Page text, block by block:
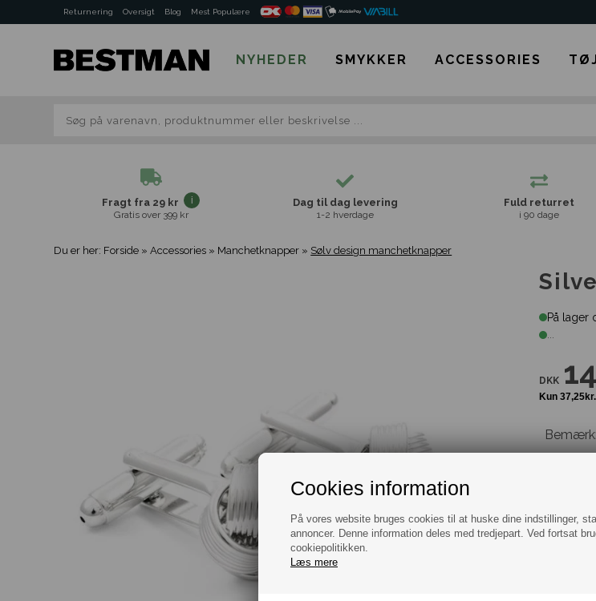
Cookies information
På vores website bruges cookies til at huske dine indstillinger,
annoncer. Denne information deles med tredjepart. Ved fortsat
cookiepolitikken.
Læs mere
Returnering Oversigt Blog Mest Populære
NYHEDER SMYKKER ACCESSORIES
Fragt fra 29 kr
Gratis over 399 kr
Dag til dag levering
1-2 hverdage
Fuld returret
i 90 dage
Du er her: Forside »Accessories » Manchetknapper » Sølv design manchetknapper
På lager
...
DKK